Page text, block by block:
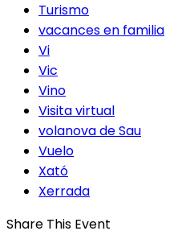
Turismo
vacances en familia
Vi
Vic
Vino
Visita virtual
volanova de Sau
Vuelo
Xató
Xerrada
Share This Event